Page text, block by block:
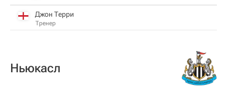
Джон Терри
Тренер
Ньюкасл